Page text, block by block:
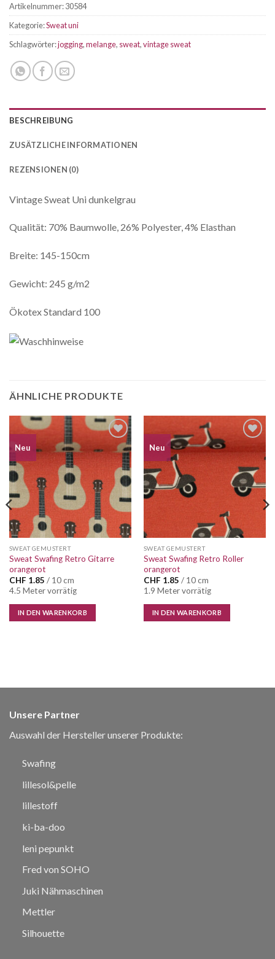
Artikelnummer:30584
Kategorie:Sweat uni
Schlagwörter:jogging,melange, sweat,vintage sweat
BESCHREIBUNG
ZUSÄTZLICHE INFORMATIONEN
REZENSIONEN (0)
Vintage Sweat Uni dunkelgrau
Qualität: 70% Baumwolle, 26% Polyester, 4% Elasthan
Breite: 145-150cm
Gewicht: 245 g/m2
Ökotex Standard 100
ÄHNLICHE PRODUKTE
Neu
Wunschliste
SWEAT GEMUSTERT
Sweat Swafing Retro Gitarre
orangerot
CHF 1.85 / 10 cm
4.5 Meter vorrätig
IN DEN WARENKORB
Neu
Wunschliste
SWEAT GEMUSTERT
Sweat Swafing Retro Roller
orangerot
CHF 1.85 / 10 cm
1.9 Meter vorrätig
IN DEN WARENKORB
Unsere Partner
Auswahl der Hersteller unserer Produkte:
Swafing
lillesol&pelle
lillestoff
ki-ba-doo
leni pepunkt
Fred von SOHO
Juki Nähmaschinen
Mettler
Silhouette